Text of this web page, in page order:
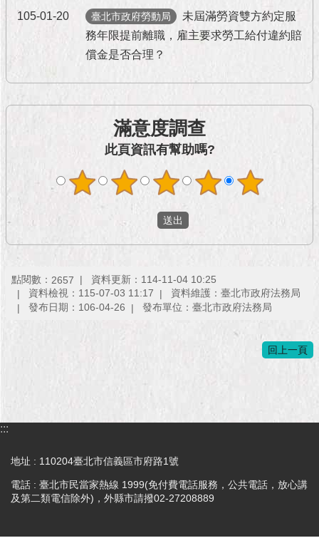
全
系
105-01-20 臺北市政府勞動局
未屆滿勞資雙方約定服
務年限提前離職，雇主要求勞工給付違約賠
償金是否合理？
滿意度調查
此頁資訊有幫助嗎?
點閱數： 2657
資料更新：114-11-04 10:25
資料檢視：115-07-03 11:17
資料維護：臺北市政府法務局
發布日期：106-04-26
發布單位：臺北市政府法務局
回上一頁
:::
地址 : 110204臺北市信義區市府路1號
電話 : 臺北市民當家熱線 1999(免付費電話服務，公共電話，放心講
及第二類電信除外)，外縣市請撥02-27208889